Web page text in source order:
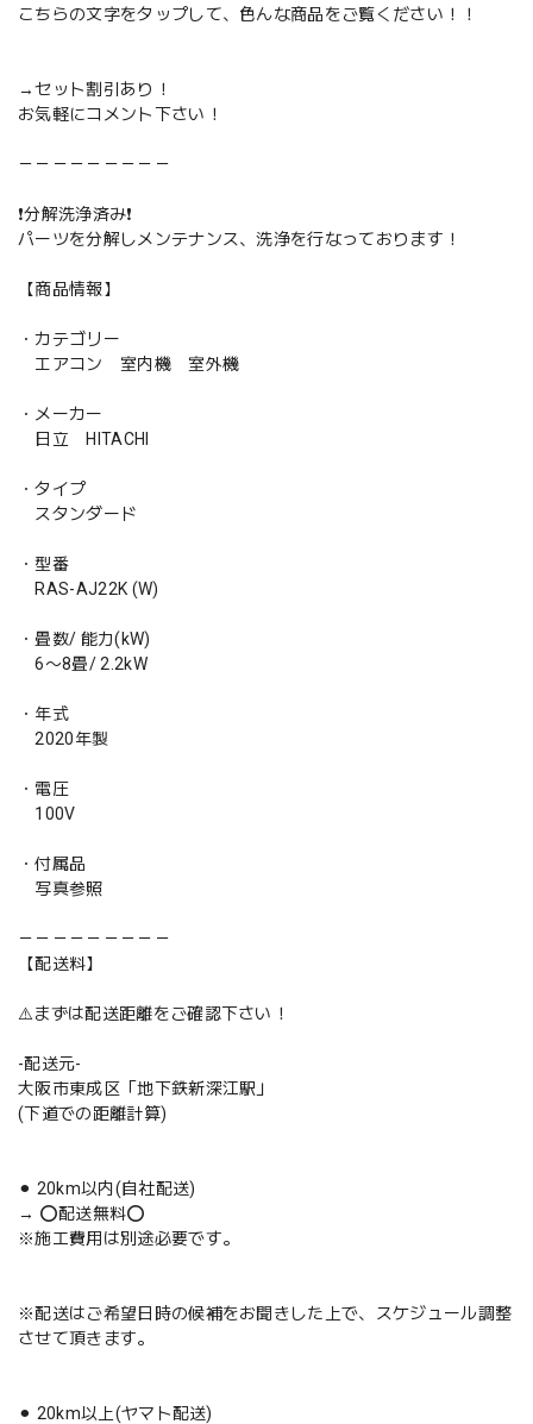
こちらの文字をタップして、色んな商品をご覧ください！！
→セット割引あり！
お気軽にコメント下さい！
－－－－－－－－－
❗️分解洗浄済み❗️
パーツを分解しメンテナンス、洗浄を行なっております！
【商品情報】
・カテゴリー
エアコン 室内機 室外機
・メーカー
日立 HITACHI
・タイプ
スタンダード
・型番
RAS-AJ22K (W)
・畳数/ 能力(kW)
6〜8畳/ 2.2kW
・年式
2020年製
・電圧
100V
・付属品
写真参照
－－－－－－－－－
【配送料】
⚠️まずは配送距離をご確認下さい！
-配送元-
大阪市東成区「地下鉄新深江駅」
(下道での距離計算)
⚫︎ 20km以内(自社配送)
→ ⭕️配送無料⭕️
※施工費用は別途必要です。
※配送はご希望日時の候補をお聞きした上で、スケジュール調整
させて頂きます。
⚫︎ 20km以上(ヤマト配送)